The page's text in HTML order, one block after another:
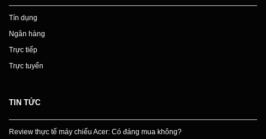
Tín dụng
Ngân hàng
Trực tiếp
Trực tuyến
TIN TỨC
Review thực tế máy chiếu Acer: Có đáng mua không?